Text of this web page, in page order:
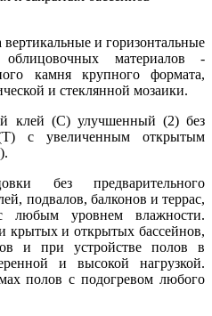
вертикальные и горизонтальные
материалов -
камня крупного формата,
и стеклянной мозаики.
клей (С) улучшенный (2) без
(T) с увеличенным открытым
без предварительного
подвалов, балконов и террас,
уровнем влажности.
крытых и открытых бассейнов,
и при устройстве полов в
и высокой нагрузкой.
полов с подогревом любого